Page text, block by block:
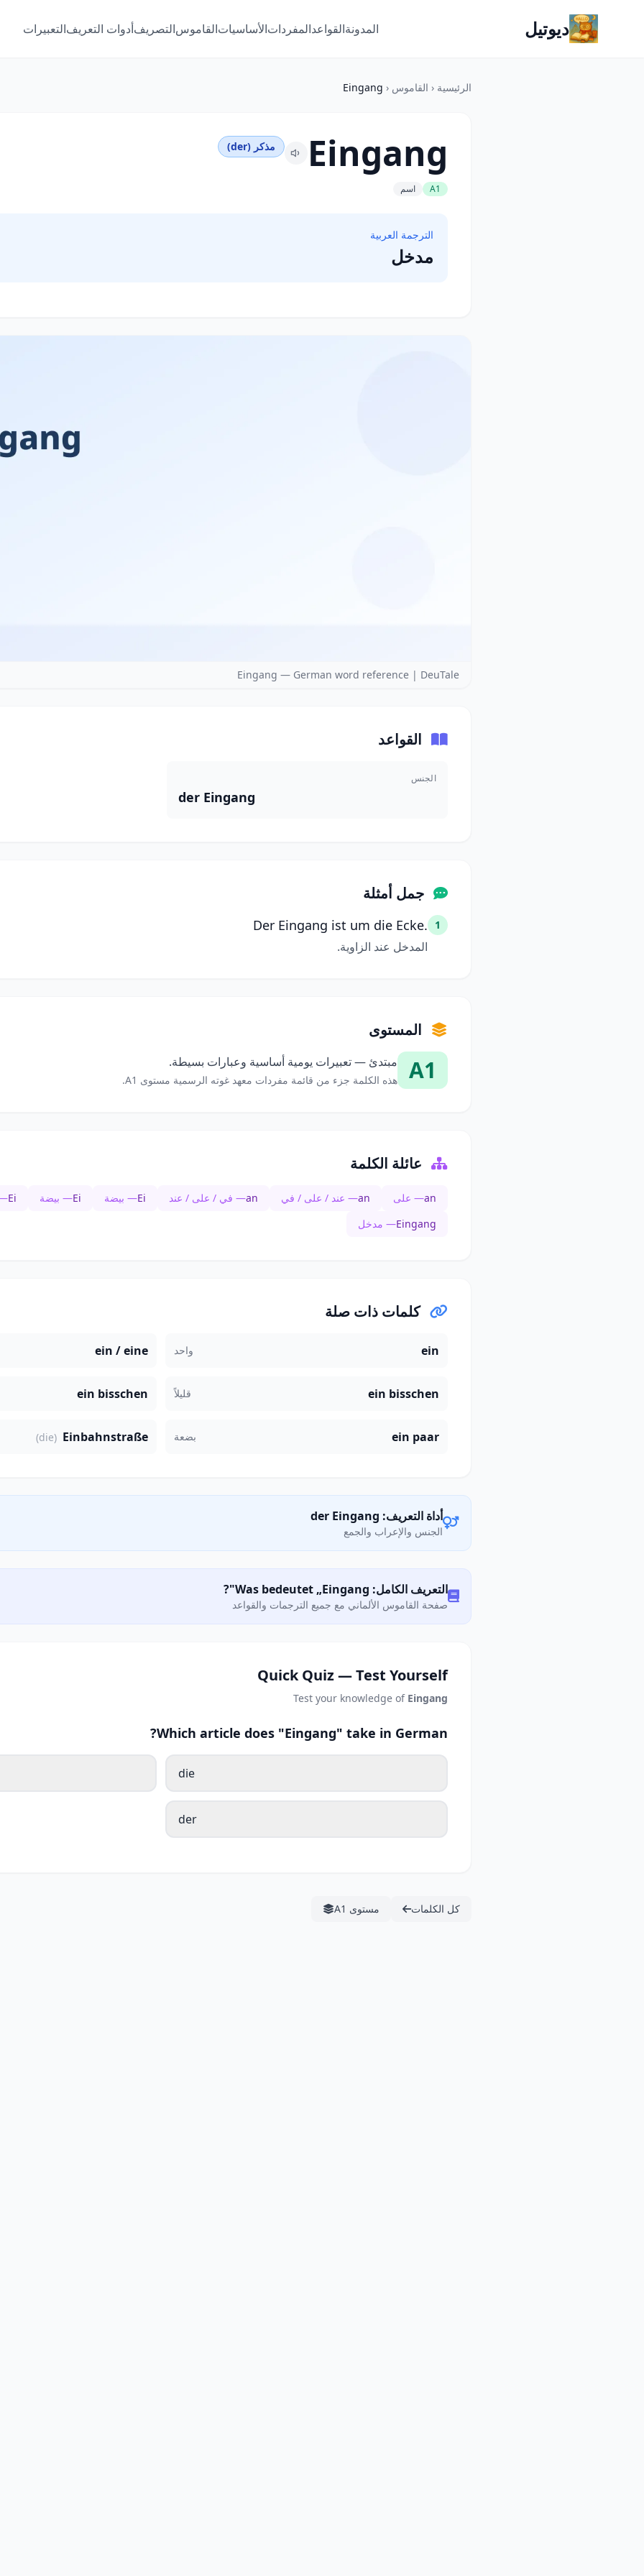
ديوتيل المدونةالقواعدالمفرداتالأساسياتالقاموسالتصريفأدوات التعريفالتعبيرات
الرئيسية ‹ القاموس ‹
Eingang
Eingang مذكر (der)
A1 اسم
الترجمة العربية
مدخل
Eingang — German word reference | DeuTale
القواعد
الجنس
der Eingang
جمل أمثلة
1
Der Eingang ist um die Ecke.
المدخل عند الزاوية.
المستوى
A1 مبتدئ — تعبيرات يومية أساسية وعبارات بسيطة.
هذه الكلمة جزء من قائمة مفردات معهد غوته الرسمية مستوى A1.
عائلة الكلمة
an— على an— عند / على / في an— في / على / عند Ei— بيضة Ei— بيضة Ei
Eingang— مدخل
كلمات ذات صلة
ein واحد ein / eine
ein bisschen قليلاً ein bisschen
ein paar بضعة Einbahnstraße
(die)
أداة التعريف: der Eingang
الجنس والإعراب والجمع
التعريف الكامل: Was bedeutet „Eingang"?
صفحة القاموس الألماني مع جميع الترجمات والقواعد
Quick Quiz — Test Yourself
Test your knowledge of Eingang
Which article does "Eingang" take in German?
die
der
كل الكلمات مستوى A1